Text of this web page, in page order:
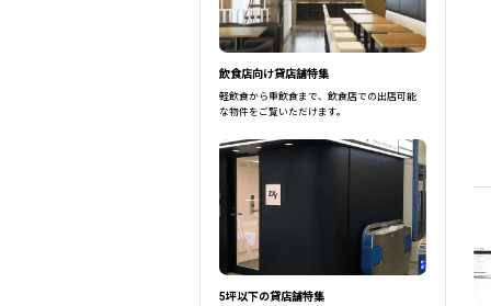
飲食店向け貸店舗特集
軽飲食から重飲食まで、飲食店での出店可能
な物件をご覧いただけます。
5坪以下の貸店舗特集